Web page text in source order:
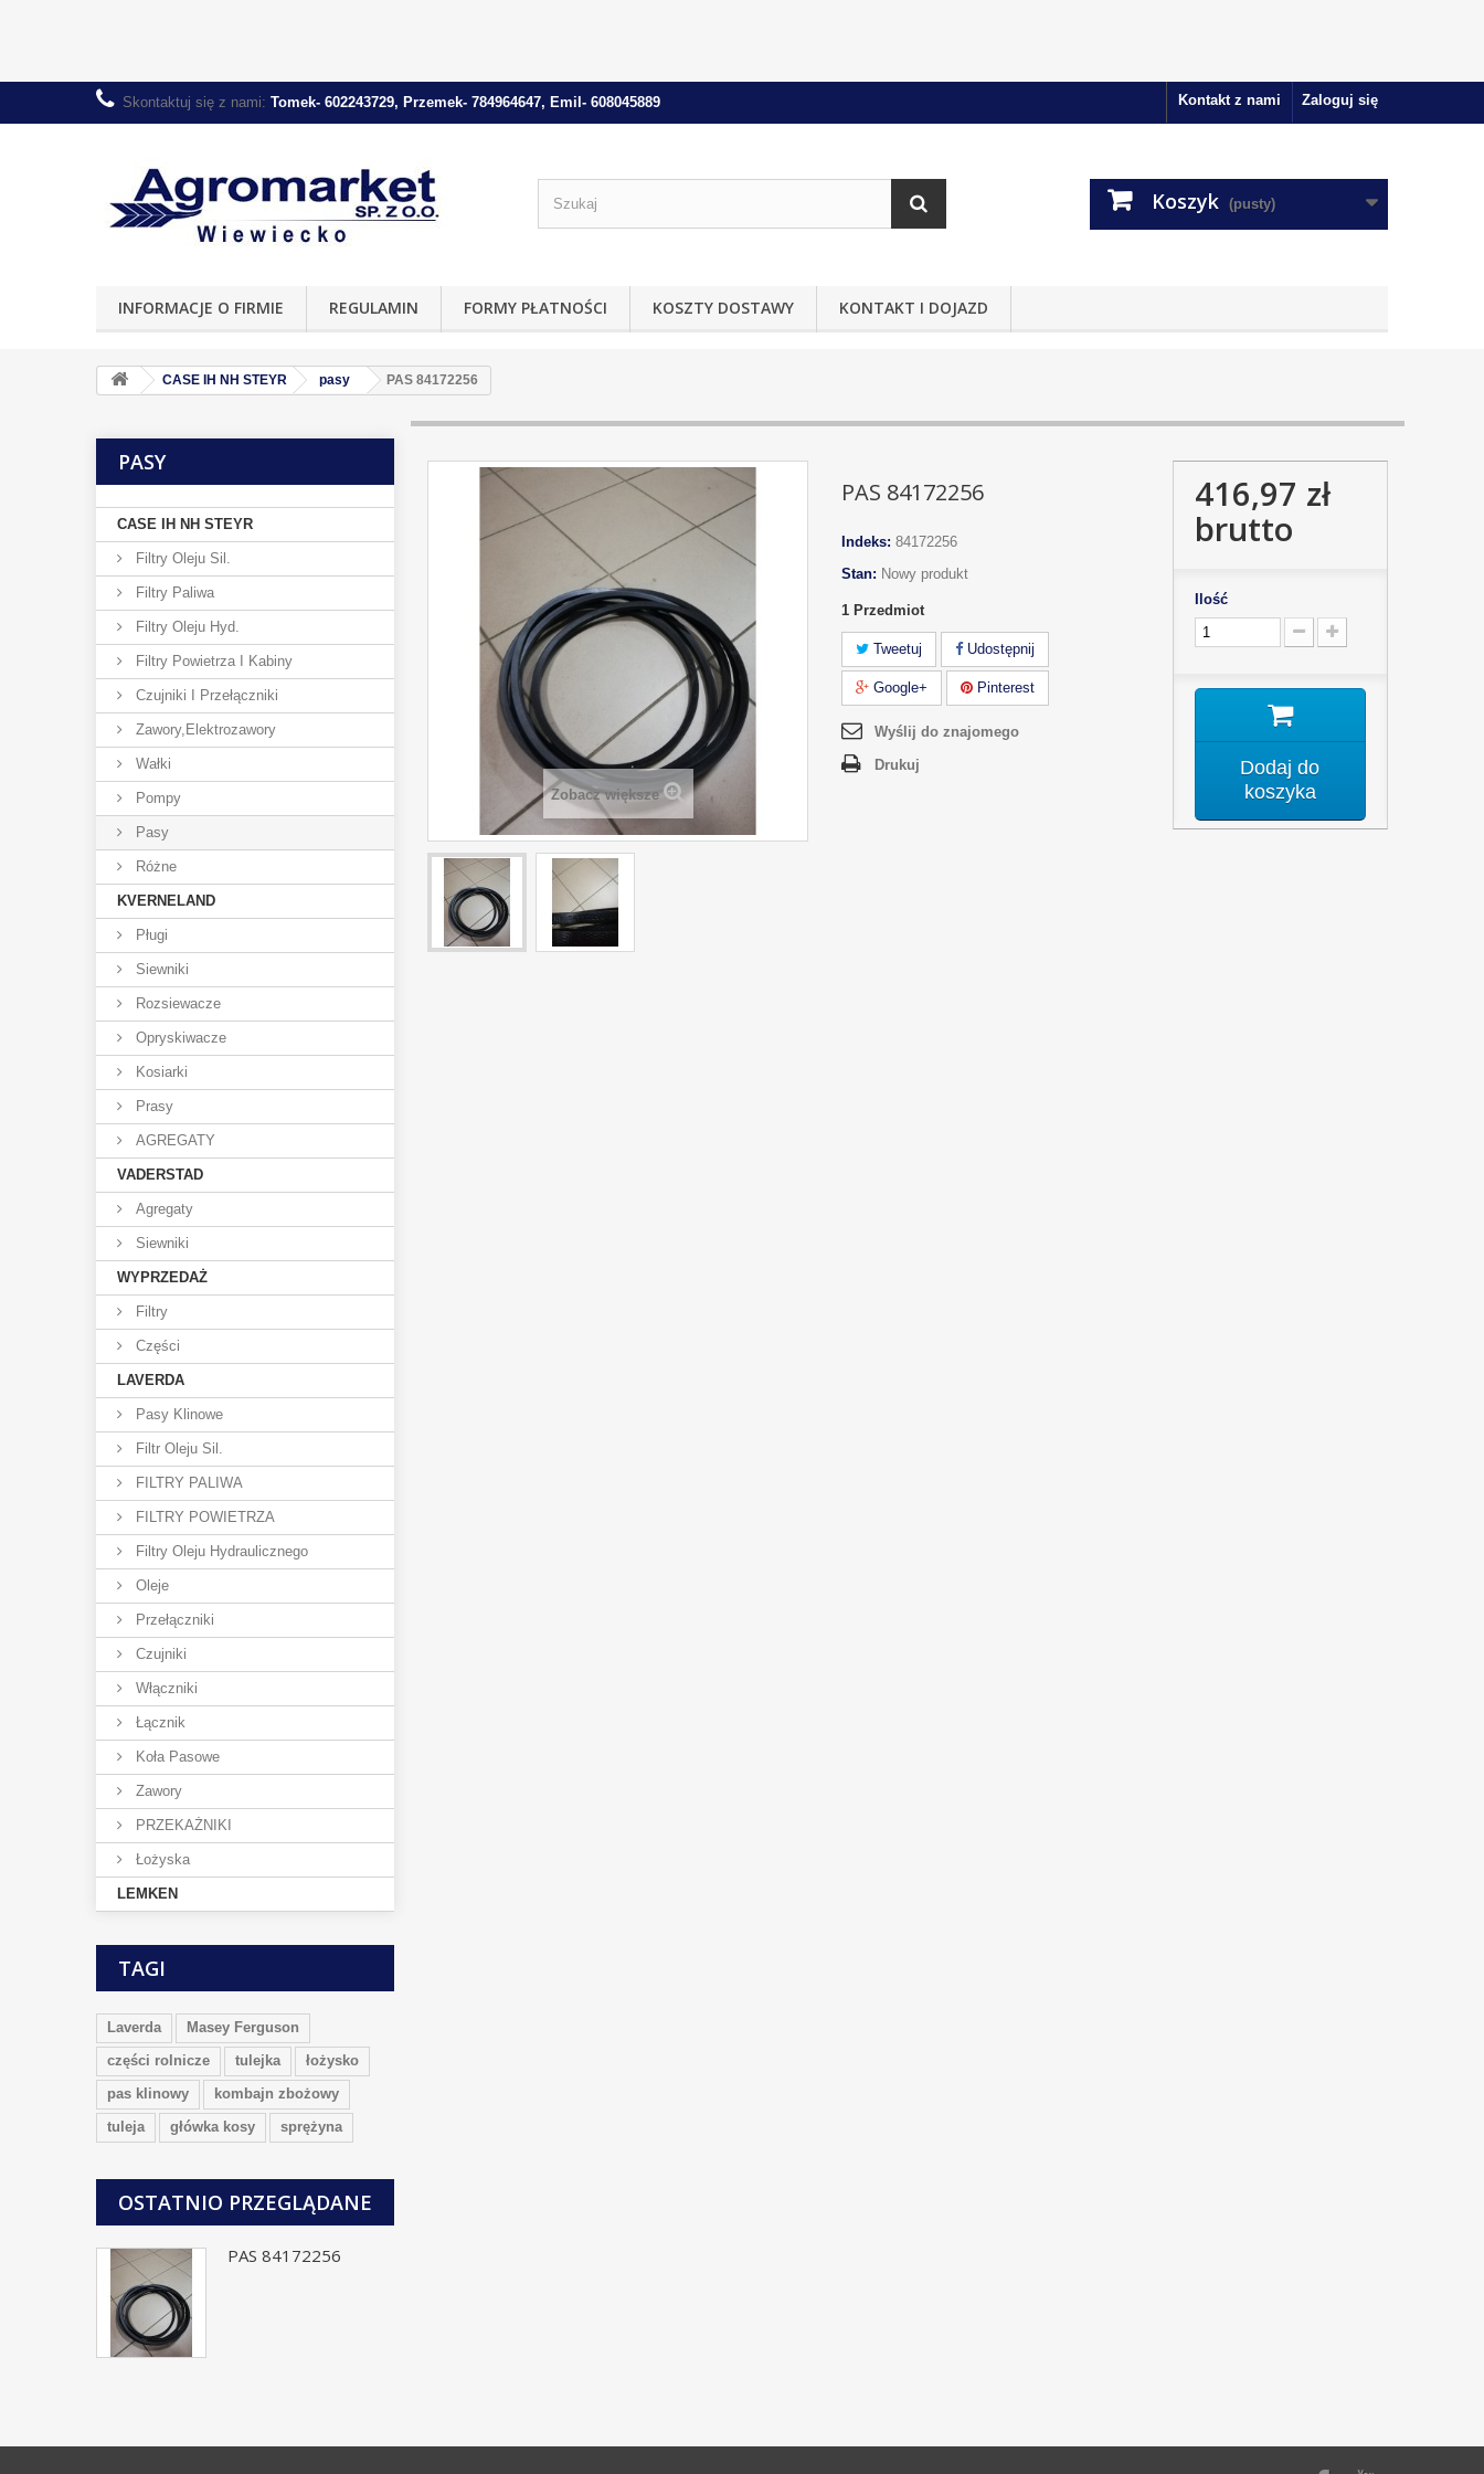
Zaloguj się
Kontakt z nami
Skontaktuj się z nami: Tomek- 602243729, Przemek- 784964647, Emil- 608045889
Koszyk (pusty)
INFORMACJE O FIRMIE REGULAMIN FORMY PŁATNOŚCI KOSZTY DOSTAWY KONTAKT I DOJAZD
CASE IH NH STEYR pasy PAS 84172256
PASY
CASE IH NH STEYR
Filtry Oleju Sil.
Filtry Paliwa
Filtry Oleju Hyd.
Filtry Powietrza I Kabiny
Czujniki I Przełączniki
Zawory,elektrozawory
Wałki
Pompy
Pasy
Różne
KVERNELAND
Pługi
Siewniki
Rozsiewacze
Opryskiwacze
Kosiarki
Prasy
AGREGATY
VADERSTAD
Agregaty
Siewniki
WYPRZEDAŻ
Filtry
Części
LAVERDA
Pasy Klinowe
Filtr Oleju Sil.
FILTRY PALIWA
FILTRY POWIETRZA
Filtry Oleju Hydraulicznego
Oleje
Przełączniki
Czujniki
Włączniki
Łącznik
Koła Pasowe
Zawory
PRZEKAŻNIKI
Łożyska
LEMKEN
TAGI
Laverda
Masey Ferguson
części rolnicze
tulejka
łożysko
pas klinowy
kombajn zbożowy
tuleja
główka kosy sprężyna
OSTATNIO PRZEGLĄDANE
PAS 84172256
Zobacz większe
PAS 84172256
Indeks: 84172256
Stan: Nowy produkt
1 Przedmiot
Tweetuj Udostępnij
Google+ Pinterest
Wyślij do znajomego
Drukuj
416,97 zł
brutto
Ilość
Dodaj do
koszyka